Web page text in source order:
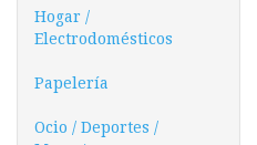
Hogar /
Electrodomésticos
Papelería
Ocio / Deportes /